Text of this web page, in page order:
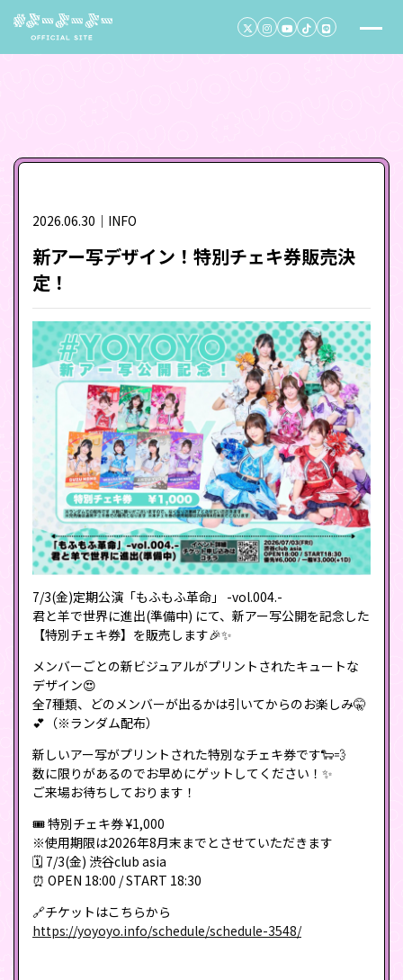
2026.06.30｜INFO
新アー写デザイン！特別チェキ券販売決
定！
7/3(金)定期公演「もふもふ革命」 -vol.004.-
君と羊で世界に進出(準備中) にて、新アー写公開を記念した
【特別チェキ券】を販売します🎉✨
メンバーごとの新ビジュアルがプリントされたキュートな
デザイン😍
全7種類、どのメンバーが出るかは引いてからのお楽しみ🤫
💕（※ランダム配布）
新しいアー写がプリントされた特別なチェキ券です🐑💨
数に限りがあるのでお早めにゲットしてください！✨
ご来場お待ちしております！
🎟 特別チェキ券 ¥1,000
※使用期限は2026年8月末までとさせていただきます
🗓 7/3(金) 渋谷club asia
⏰ OPEN 18:00 / START 18:30
🔗チケットはこちらから
https://yoyoyo.info/schedule/schedule-3548/